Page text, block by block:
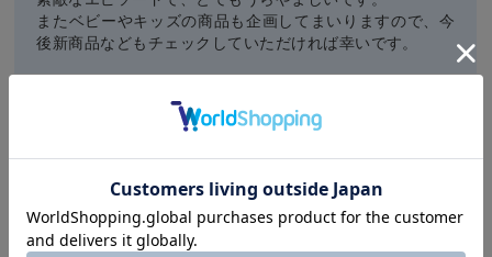
またベビーやキッズの商品も企画してまいりますので、今
後新商品などもチェックしていただければ幸いです。